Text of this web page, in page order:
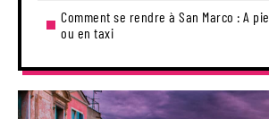
Comment se rendre à San Marco : A
ou en taxi